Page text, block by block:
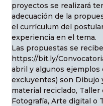
proyectos se realizará
adecuación de la
el currículum del
experiencia en el tema.
Las propuestas se
https://bit.ly/
abril y algunos ejemplos
excluyentes) son Dibujo
material reciclado, Taller
Fotografía, Arte digital o